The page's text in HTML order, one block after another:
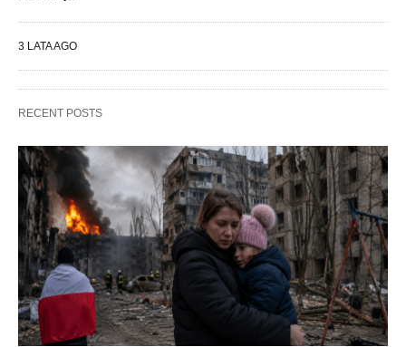
3 LATA AGO
RECENT POSTS